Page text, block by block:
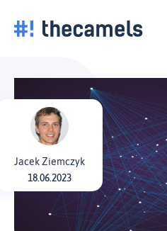
Jacek Ziemczyk
18.06.2023